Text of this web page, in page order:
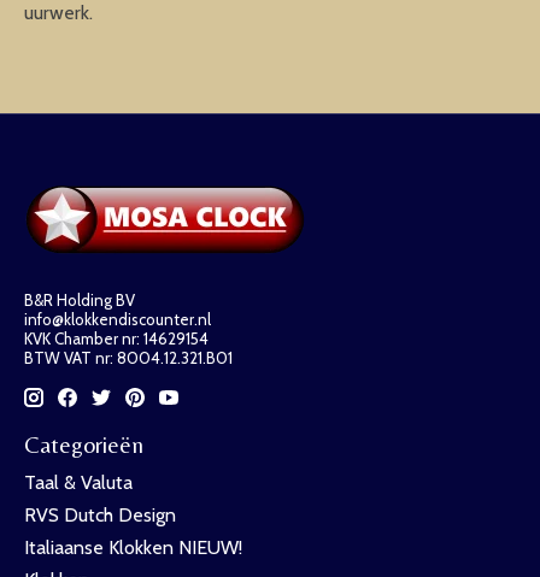
uurwerk.
B&R Holding BV
info@klokkendiscounter.nl
KVK Chamber nr: 14629154
BTW VAT nr: 8004.12.321.B01
Categorieën
Taal & Valuta
RVS Dutch Design
Italiaanse Klokken NIEUW!